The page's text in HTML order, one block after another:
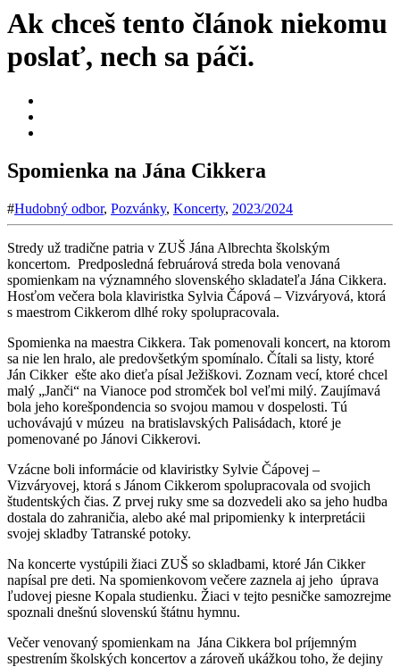
Ak chceš tento článok niekomu
poslať, nech sa páči.
Spomienka na Jána Cikkera
#Hudobný odbor, Pozvánky, Koncerty, 2023/2024
Stredy už tradične patria v ZUŠ Jána Albrechta školským
koncertom. Predposledná februárová streda bola venovaná
spomienkam na významného slovenského skladateľa Jána Cikkera.
Hosťom večera bola klaviristka Sylvia Čápová – Vizváryová, ktorá
s maestrom Cikkerom dlhé roky spolupracovala.
Spomienka na maestra Cikkera. Tak pomenovali koncert, na ktorom
sa nie len hralo, ale predovšetkým spomínalo. Čítali sa listy, ktoré
Ján Cikker ešte ako dieťa písal Ježiškovi. Zoznam vecí, ktoré chcel
malý „Janči“ na Vianoce pod stromček bol veľmi milý. Zaujímavá
bola jeho korešpondencia so svojou mamou v dospelosti. Tú
uchovávajú v múzeu na bratislavských Palisádach, ktoré je
pomenované po Jánovi Cikkerovi.
Vzácne boli informácie od klaviristky Sylvie Čápovej –
Vizváryovej, ktorá s Jánom Cikkerom spolupracovala od svojich
študentských čias. Z prvej ruky sme sa dozvedeli ako sa jeho hudba
dostala do zahraničia, alebo aké mal pripomienky k interpretácii
svojej skladby Tatranské potoky.
Na koncerte vystúpili žiaci ZUŠ so skladbami, ktoré Ján Cikker
napísal pre deti. Na spomienkovom večere zaznela aj jeho úprava
ľudovej piesne Kopala studienku. Žiaci v tejto pesničke samozrejme
spoznali dnešnú slovenskú štátnu hymnu.
Večer venovaný spomienkam na Jána Cikkera bol príjemným
spestrením školských koncertov a zároveň ukážkou toho, že dejiny